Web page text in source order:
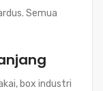
Semua
box industri